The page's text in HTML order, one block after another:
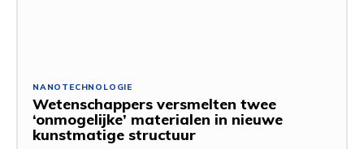
NANOTECHNOLOGIE
Wetenschappers versmelten twee
‘onmogelijke’ materialen in nieuwe
kunstmatige structuur